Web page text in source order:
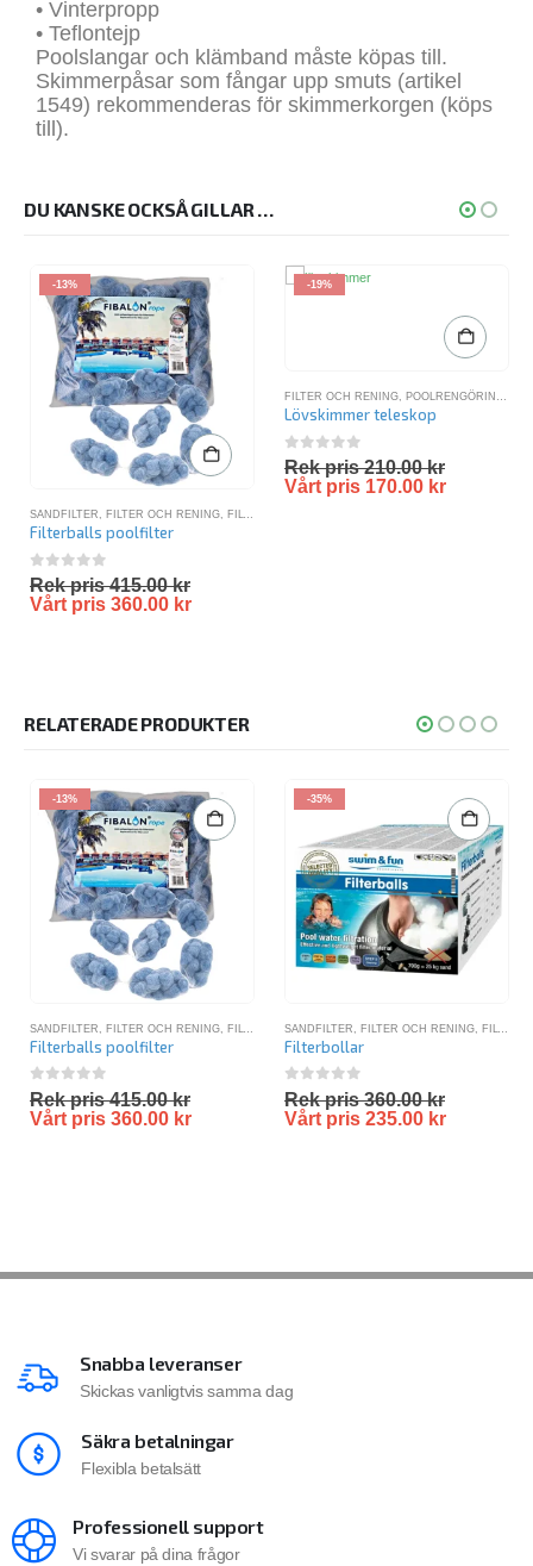
• Vinterpropp
• Teflontejp
Poolslangar och klämband måste köpas till.
Skimmerpåsar som fångar upp smuts (artikel
1549) rekommenderas för skimmerkorgen (köps
till).
DU KANSKE OCKSÅ GILLAR …
-13%
SANDFILTER , FILTER OCH RENING, FILTERBOLLAR
Filterballs poolfilter
0out of 5
Rek pris415.00kr
Vårt pris 360.00 kr
-19%
FILTER OCH RENING, POOLRENGÖRING ,
Lövskimmer teleskop
0out of 5
Rek pris210.00kr
Vårt pris 170.00 kr
RELATERADE PRODUKTER
-13%
SANDFILTER FILTER OCH RENING FILTERBOLLAR , SANDFILTER PAKET,
Filterballs poolfilter
0out of 5
Rek pris415.00kr
Vårt pris 360.00 kr
-35%
SANDFILTER FILTER OCH RENING FILTERBOLLAR
Filterbollar
0out of 5
Rek pris360.00kr
Vårt pris 235.00 kr
Snabba leveranser
Skickas vanligtvis samma dag
Säkra betalningar
Flexibla betalsätt
Professionell support
Vi svarar på dina frågor